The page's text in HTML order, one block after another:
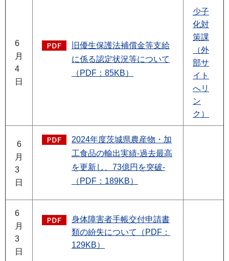
6
月
4
日
旧優生保護法補償金等支給
に係る認定状況等について
（PDF：85KB）
少子
化対
策課
（外
部サ
イト
へリ
ン
ク）
6
月
3
日
2024年度茨城県農産物・加
工食品の輸出実績-過去最高
を更新し、73億円を突破-
（PDF：189KB）
6
月
3
日
身体障害者手帳交付申請書
類の紛失について（PDF：
129KB）